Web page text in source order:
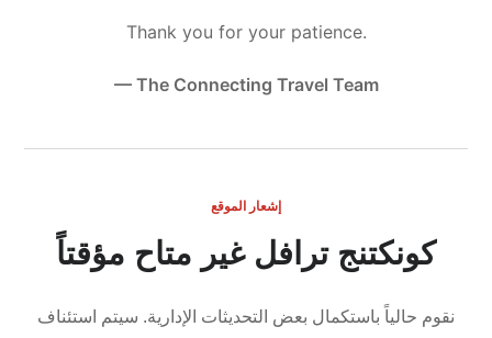
Thank you for your patience.
— The Connecting Travel Team
إشعار الموقع
كونكتنج ترافل غير متاح مؤقتاً
نقوم حالياً باستكمال بعض التحديثات الإدارية. سيتم استئناف